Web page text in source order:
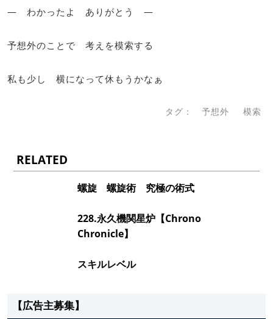
― わかったよ ありがとう ―
予想外のことで 考えを模索する
私も少し 横になって休もうかなぁ
タグ： 予想外 模索
RELATED
螺旋 螺旋術 究極の術式
228.永久機関星炉【Chrono
Chronicle】
スキルレベル
【広告主募集】